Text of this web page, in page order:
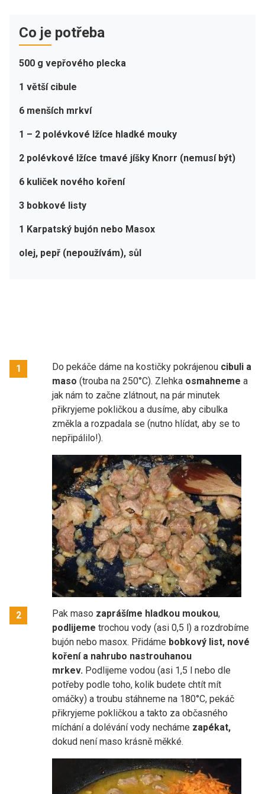
Co je potřeba
500 g vepřového plecka
1 větší cibule
6 menších mrkví
1 – 2 polévkové lžíce hladké mouky
2 polévkové lžíce tmavé jíšky Knorr (nemusí být)
6 kuliček nového koření
3 bobkové listy
1 Karpatský bujón nebo Masox
olej, pepř (nepoužívám), sůl
1 Do pekáče dáme na kostičky pokrájenou cibuli a
maso (trouba na 250°C). Zlehka osmahneme a
jak nám to začne zlátnout, na pár minutek
přikryjeme pokličkou a dusíme, aby cibulka
změkla a rozpadala se (nutno hlídat, aby se to
nepřipálilo!).
2 Pak maso zaprášíme hladkou moukou,
podlijeme trochou vody (asi 0,5 l) a rozdrobíme
bujón nebo masox. Přidáme bobkový list, nové
koření a nahrubo nastrouhanou
mrkev. Podlijeme vodou (asi 1,5 l nebo dle
potřeby podle toho, kolik budete chtít mít
omáčky) a troubu stáhneme na 180°C, pekáč
přikryjeme pokličkou a takto za občasného
míchání a dolévání vody necháme zapékat,
dokud není maso krásně měkké.